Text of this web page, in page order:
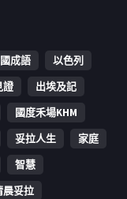
成語
以色列
證
出埃及記
國度禾場KHM
妥拉人生
家庭
智慧
晨妥拉